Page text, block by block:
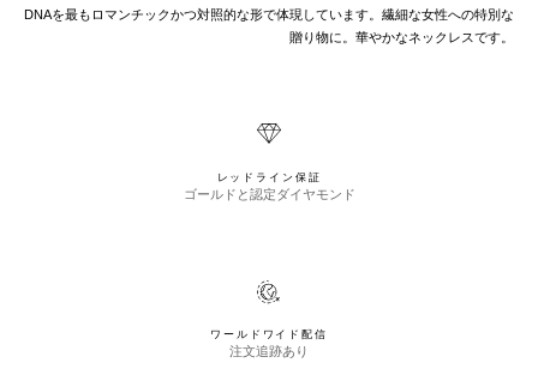
DNAを最もロマンチックかつ対照的な形で体現しています。繊細な女性への特別な
贈り物に。華やかなネックレスです。
レッドライン保証
ゴールドと認定ダイヤモンド
ワールドワイド配信
注文追跡あり